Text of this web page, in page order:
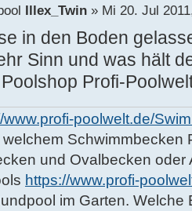
Illex_Twin » Mi 20. Jul
in den Boden
Sinn und was hält
Profi-
www.profi-poolwelt.de/
Schwimmbecken
und Ovalbecken oder
https://www.profi-
im Garten. Welche